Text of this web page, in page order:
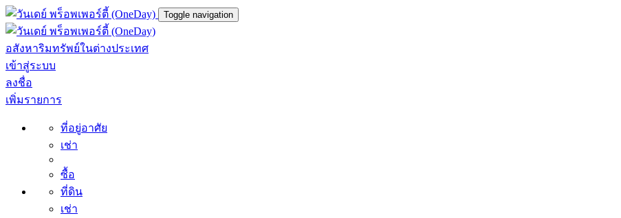
Toggle navigation
อสังหาริมทรัพย์ในต่างประเทศ
เข้าสู่ระบบ
ลงชื่อ
เพิ่มรายการ
ที่อยู่อาศัย
เช่า
ซื้อ
ที่ดิน
เช่า